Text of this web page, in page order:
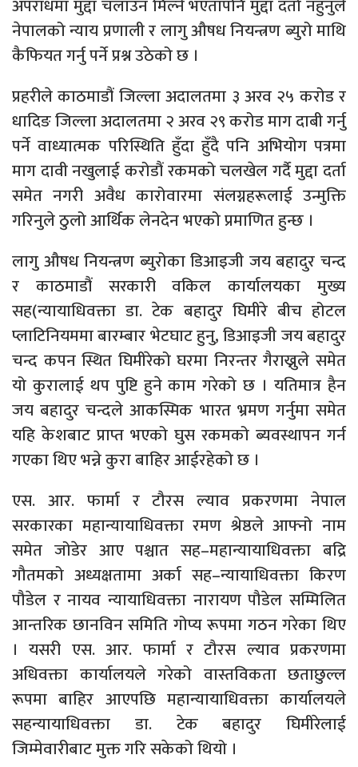
अपराधमा मुद्दा चलाउन मिल्ने भएतापनि मुद्दा दर्ता नहुनुले
नेपालको न्याय प्रणाली र लागु औषध नियन्त्रण ब्युरो माथि
कैफियत गर्नु पर्ने प्रश्न उठेको छ ।
प्रहरीले काठमाडौं जिल्ला अदालतमा ३ अरव २५ करोड र
धादिङ जिल्ला अदालतमा २ अरव २९ करोड माग दाबी गर्नु
पर्ने वाध्यात्मक परिस्थिति हुँदा हुँदै पनि अभियोग पत्रमा
माग दावी नखुलाई करोडौं रकमको चलखेल गर्दै मुद्दा दर्ता
समेत नगरी अवैध कारोवारमा संलग्नहरूलाई उन्मुक्ति
गरिनुले ठुलो आर्थिक लेनदेन भएको प्रमाणित हुन्छ ।
लागु औषध नियन्त्रण ब्युरोका डिआइजी जय बहादुर चन्द
र काठमाडौं सरकारी वकिल कार्यालयका मुख्य
सह(न्यायाधिवक्ता डा. टेक बहादुर घिमीरे बीच होटल
प्लाटिनियममा बारम्बार भेटघाट हुनु, डिआइजी जय बहादुर
चन्द कपन स्थित घिमीरेको घरमा निरन्तर गैराख्नुले समेत
यो कुरालाई थप पुष्टि हुने काम गरेको छ । यतिमात्र हैन
जय बहादुर चन्दले आकस्मिक भारत भ्रमण गर्नुमा समेत
यहि केशबाट प्राप्त भएको घुस रकमको ब्यवस्थापन गर्न
गएका थिए भन्ने कुरा बाहिर आईरहेको छ ।
एस. आर. फार्मा र टौरस ल्याव प्रकरणमा नेपाल
सरकारका महान्यायाधिवक्ता रमण श्रेष्ठले आफ्नो नाम
समेत जोडेर आए पश्चात सह–महान्यायाधिवक्ता बद्रि
गौतमको अध्यक्षतामा अर्का सह–न्यायाधिवक्ता किरण
पौडेल र नायव न्यायाधिवक्ता नारायण पौडेल सम्मिलित
आन्तरिक छानविन समिति गोप्य रूपमा गठन गरेका थिए
। यसरी एस. आर. फार्मा र टौरस ल्याव प्रकरणमा
अधिवक्ता कार्यालयले गरेको वास्तविकता छताछुल्ल
रूपमा बाहिर आएपछि महान्यायाधिवक्ता कार्यालयले
सहन्यायाधिवक्ता डा. टेक बहादुर घिमीरेलाई
जिम्मेवारीबाट मुक्त गरि सकेको थियो ।